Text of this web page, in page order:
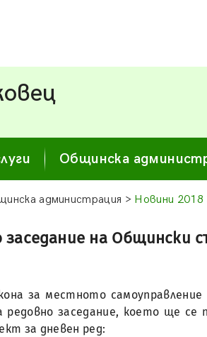
Общинска
администрация > Новини 2018
на Общински
за местното
заседание, което ще се
за дневен ред: